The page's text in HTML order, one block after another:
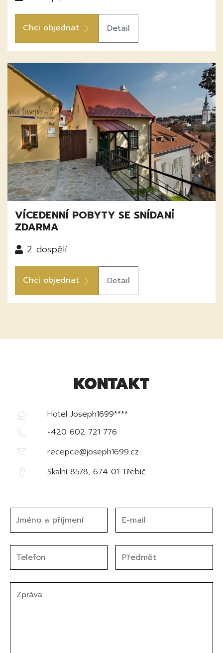
Chci objednat Detail
VÍCEDENNÍ POBYTY SE SNÍDANÍ
ZDARMA
2 dospělí
Chci objednat Detail
KONTAKT
Hotel Joseph1699****
+420 602 721 776
recepce@joseph1699.cz
Skalní 85/8, 674 01 Třebíč